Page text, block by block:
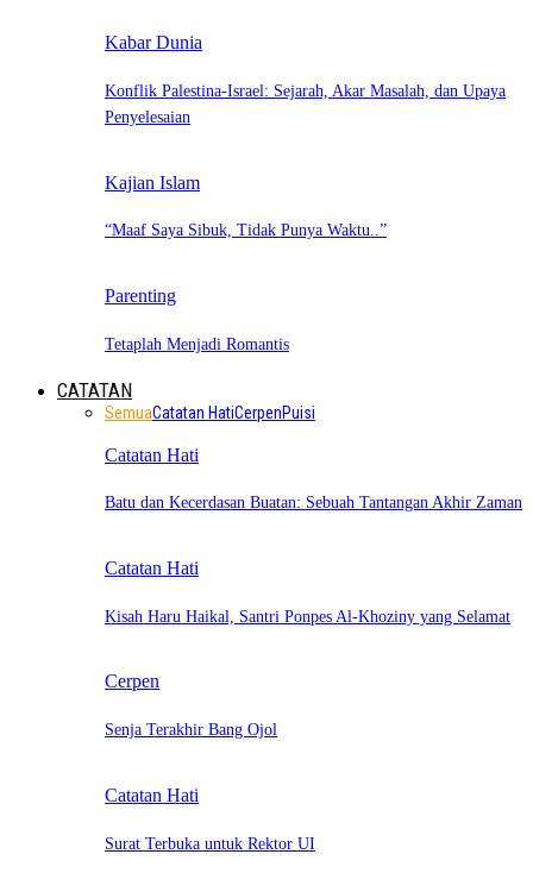
Kabar Dunia
Konflik Palestina-Israel: Sejarah, Akar Masalah, dan Upaya
Penyelesaian
Kajian Islam
“Maaf Saya Sibuk, Tidak Punya Waktu..”
Parenting
Tetaplah Menjadi Romantis
CATATAN
SemuaCatatan HatiCerpenPuisi
Catatan Hati
Batu dan Kecerdasan Buatan: Sebuah Tantangan Akhir Zaman
Catatan Hati
Kisah Haru Haikal, Santri Ponpes Al-Khoziny yang Selamat
Cerpen
Senja Terakhir Bang Ojol
Catatan Hati
Surat Terbuka untuk Rektor UI